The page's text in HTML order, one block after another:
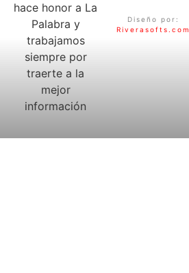
hace honor a La
Palabra y
trabajamos
siempre por
traerte a la
mejor
información
Diseño por:
Riverasofts.com